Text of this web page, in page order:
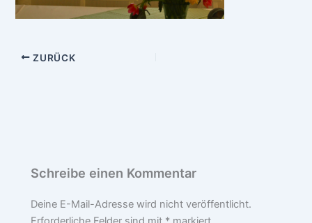
ZURÜCK
Schreibe einen Kommentar
Deine E-Mail-Adresse wird nicht veröffentlicht.